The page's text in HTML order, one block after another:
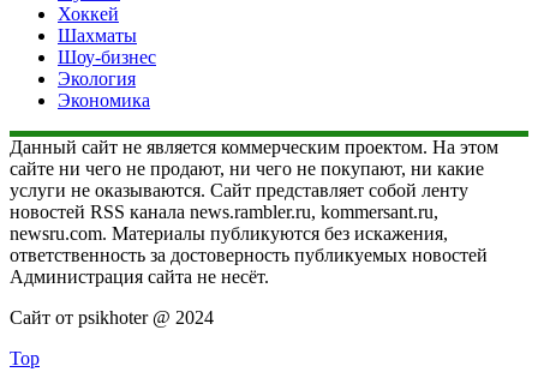
Хоккей
Шахматы
Шоу-бизнес
Экология
Экономика
Данный сайт не является коммерческим проектом. На этом
сайте ни чего не продают, ни чего не покупают, ни какие
услуги не оказываются. Сайт представляет собой ленту
новостей RSS канала news.rambler.ru, kommersant.ru,
newsru.com. Материалы публикуются без искажения,
ответственность за достоверность публикуемых новостей
Администрация сайта не несёт.
Сайт от psikhoter @ 2024
Top